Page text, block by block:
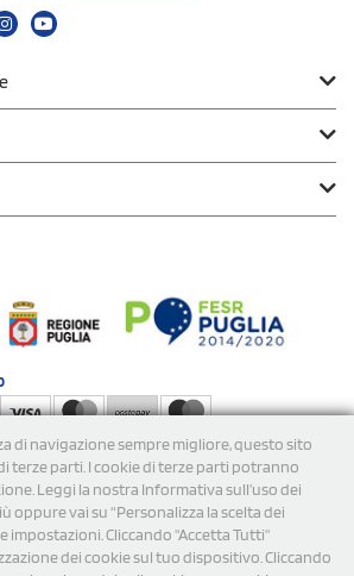
di navigazione sempre migliore, questo sito
terze parti. I cookie di terze parti potranno
Leggi la nostra Informativa sull’uso dei
oppure vai su “Personalizza la scelta dei
impostazioni. Cliccando "Accetta Tutti"
dei cookie sul tuo dispositivo. Cliccando